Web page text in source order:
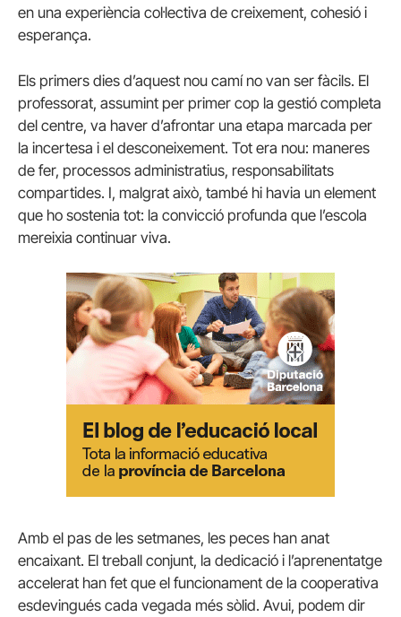
en una experiència col·lectiva de creixement, cohesió i
esperança.
Els primers dies d’aquest nou camí no van ser fàcils. El
professorat, assumint per primer cop la gestió completa
del centre, va haver d’afrontar una etapa marcada per
la incertesa i el desconeixement. Tot era nou: maneres
de fer, processos administratius, responsabilitats
compartides. I, malgrat això, també hi havia un element
que ho sostenia tot: la convicció profunda que l’escola
mereixia continuar viva.
Amb el pas de les setmanes, les peces han anat
encaixant. El treball conjunt, la dedicació i l’aprenentatge
accelerat han fet que el funcionament de la cooperativa
esdevingués cada vegada més sòlid. Avui, podem dir